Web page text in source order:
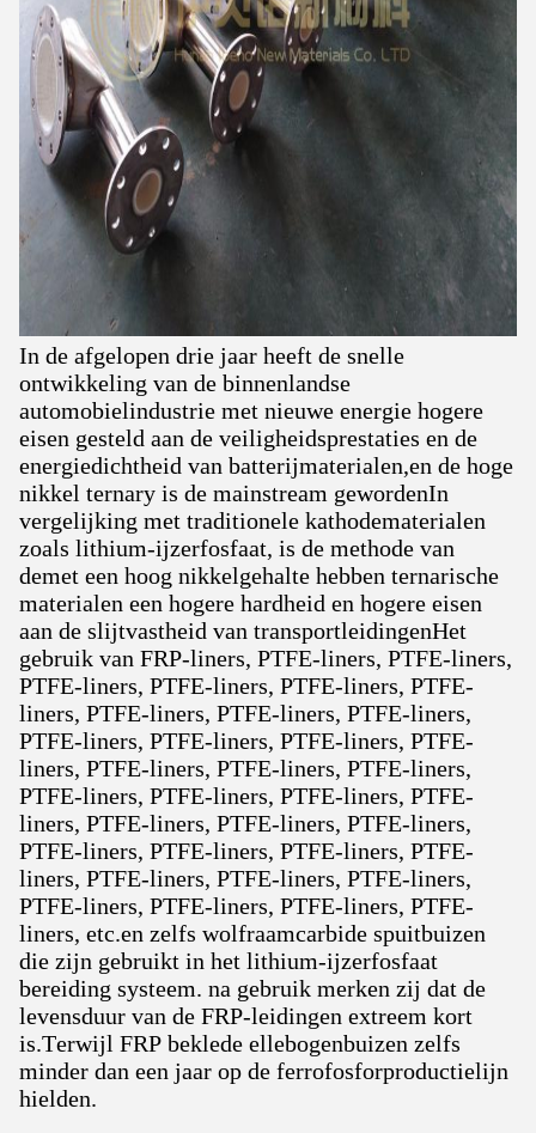
In de afgelopen drie jaar heeft de snelle
ontwikkeling van de binnenlandse
automobielindustrie met nieuwe energie hogere
eisen gesteld aan de veiligheidsprestaties en de
energiedichtheid van batterijmaterialen,en de hoge
nikkel ternary is de mainstream gewordenIn
vergelijking met traditionele kathodematerialen
zoals lithium-ijzerfosfaat, is de methode van
demet een hoog nikkelgehalte hebben ternarische
materialen een hogere hardheid en hogere eisen
aan de slijtvastheid van transportleidingenHet
gebruik van FRP-liners, PTFE-liners, PTFE-liners,
PTFE-liners, PTFE-liners, PTFE-liners, PTFE-
liners, PTFE-liners, PTFE-liners, PTFE-liners,
PTFE-liners, PTFE-liners, PTFE-liners, PTFE-
liners, PTFE-liners, PTFE-liners, PTFE-liners,
PTFE-liners, PTFE-liners, PTFE-liners, PTFE-
liners, PTFE-liners, PTFE-liners, PTFE-liners,
PTFE-liners, PTFE-liners, PTFE-liners, PTFE-
liners, PTFE-liners, PTFE-liners, PTFE-liners,
PTFE-liners, PTFE-liners, PTFE-liners, PTFE-
liners, etc.en zelfs wolfraamcarbide spuitbuizen
die zijn gebruikt in het lithium-ijzerfosfaat
bereiding systeem. na gebruik merken zij dat de
levensduur van de FRP-leidingen extreem kort
is.Terwijl FRP beklede ellebogenbuizen zelfs
minder dan een jaar op de ferrofosforproductielijn
hielden.